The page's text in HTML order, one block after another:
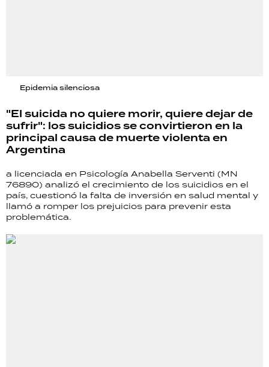
Epidemia silenciosa
"El suicida no quiere morir, quiere dejar de
sufrir": los suicidios se convirtieron en la
principal causa de muerte violenta en
Argentina
a licenciada en Psicología Anabella Serventi (MN
76890) analizó el crecimiento de los suicidios en el
país, cuestionó la falta de inversión en salud mental y
llamó a romper los prejuicios para prevenir esta
problemática.